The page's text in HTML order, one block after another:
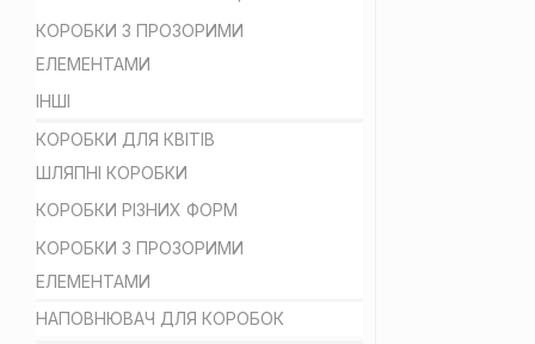
КОРОБКИ З ПРОЗОРИМИ
ЕЛЕМЕНТАМИ
ІНШІ
КОРОБКИ ДЛЯ КВІТІВ
ШЛЯПНІ КОРОБКИ
КОРОБКИ РІЗНИХ ФОРМ
КОРОБКИ З ПРОЗОРИМИ
ЕЛЕМЕНТАМИ
НАПОВНЮВАЧ ДЛЯ КОРОБОК